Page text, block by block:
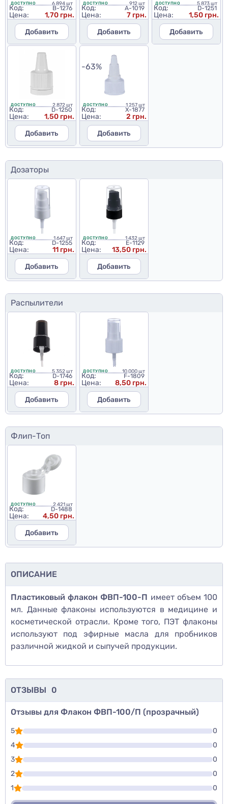
ДОСТУПНО 6 894 шт
Код: B-1276
Цена:
1,70 грн.
Добавить
ДОСТУПНО 912 шт
Код: A-1019
Цена:
7 грн.
Добавить
ДОСТУПНО 5 873 шт
Код: D-1251
Цена:
1,50 грн.
Добавить
ДОСТУПНО 2 872 шт
Код: D-1250
Цена:
1,50 грн.
Добавить
-63%
ДОСТУПНО 1 257 шт
Код: X-1877
Цена:
2 грн.
Добавить
Дозаторы
ДОСТУПНО 1 647 шт
Код: D-1255
Цена:
11 грн.
Добавить
ДОСТУПНО 1 432 шт
Код: E-1129
Цена:
13,50 грн.
Добавить
Распылители
ДОСТУПНО 5 352 шт
Код: D-1746
Цена:
8 грн.
Добавить
ДОСТУПНО 10 000 шт
Код: F-1809
Цена:
8,50 грн.
Добавить
Флип-Топ
ДОСТУПНО 2 421 шт
Код: D-1488
Цена:
4,50 грн.
Добавить
ОПИСАНИЕ
Пластиковый флакон ФВП-100-П имеет объем 100
мл. Данные флаконы используются в медицине и
косметической отрасли. Кроме того, ПЭТ флаконы
используют под эфирные масла для пробников
различной жидкой и сыпучей продукции.
ОТЗЫВЫ 0
Отзывы для Флакон ФВП-100/П (прозрачный)
5
0
4
0
3
0
2
0
1
0